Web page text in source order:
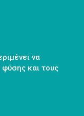
να
και τους